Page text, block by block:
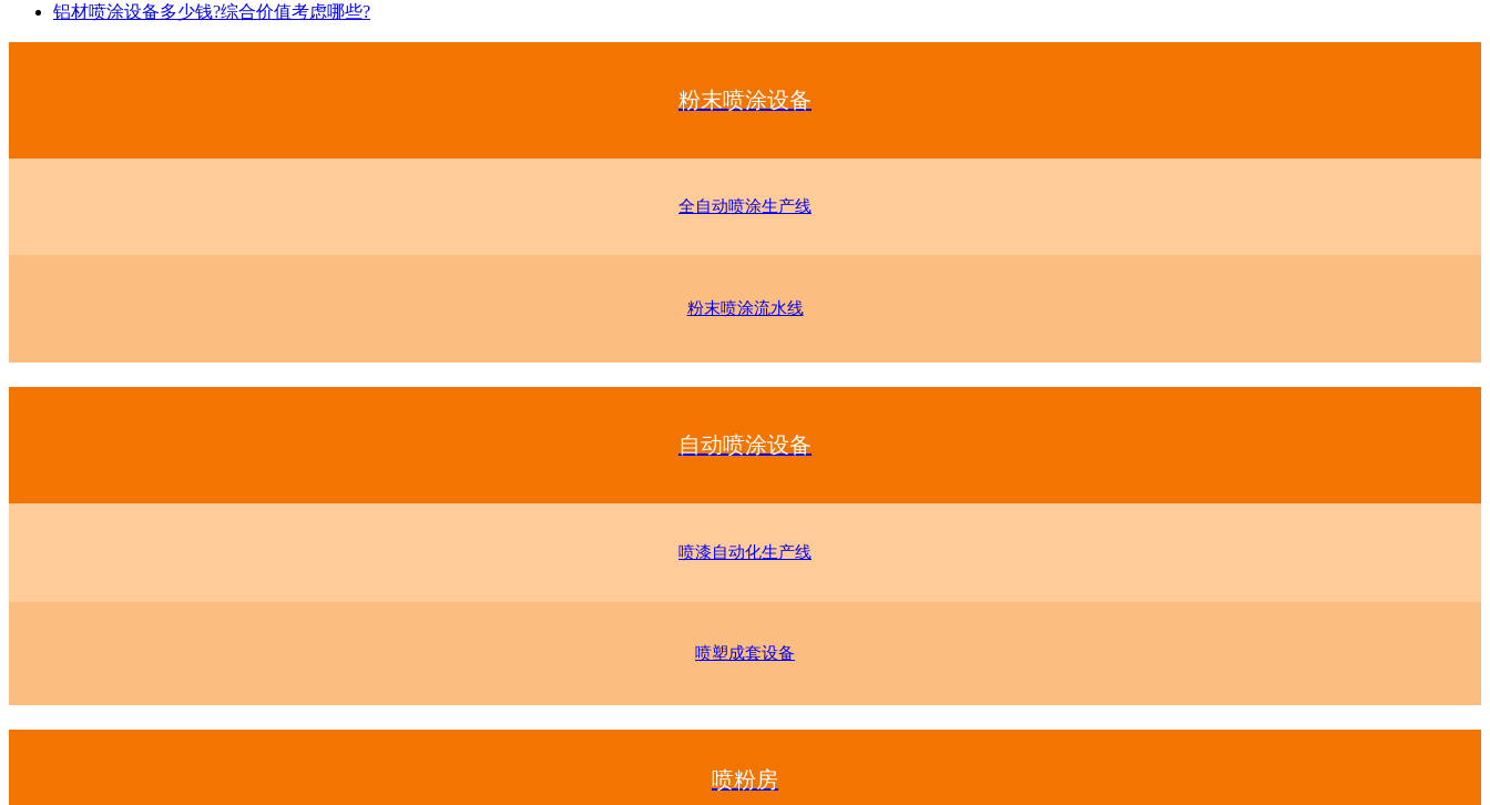
铝材喷涂设备多少钱?综合价值考虑哪些?
粉末喷涂设备
全自动喷涂生产线
粉末喷涂流水线
自动喷涂设备
喷漆自动化生产线
喷塑成套设备
喷粉房